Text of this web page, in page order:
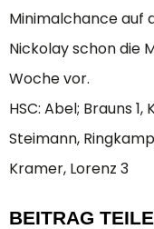
Minimalchance auf
Nickolay schon die
Woche vor.
HSC: Abel; Brauns
Steimann,
Kramer, Lorenz 3
BEITRAG